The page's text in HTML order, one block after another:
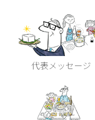
代表メッセージ